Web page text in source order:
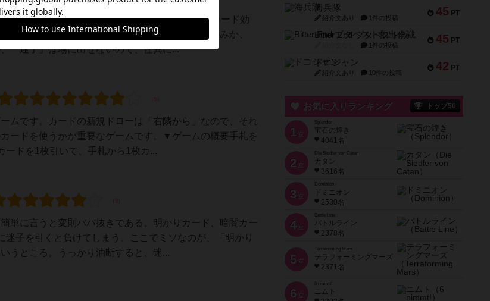
バ抜きなので、とても入りやすいです。最初はカード効
るとテンポよく進行できます。手札が「迷子」のみか、
「迷子」は場に出せないので、怪異に...
ムです。カードの新規ドローは「右隣から」なので、それ
ードを使うかが重要なゲームです。▼ゲームの概要手札を
ードを1枚引いて、手札から1枚カ...
単に言うと変則ババ抜きである。明かりカード、暗闇カー
迷子を引くと負けてしまう。ここでミソなのが、「明かり
うところ。うっかり油断すると、迷...
45 PT
海兵隊
紹介文あり 1件の投稿
45 PT
Bitter End ブタペスト救出作戦
1件の投稿
42 PT
ドコジャン
紹介文あり 10件の投稿
お気に入りランキング トップ50
1 位
宝石の煌き
4041名
2 位
Die Siedler von Catan
カタン
3616名
3 位
ドミニオン
2530名
4位
Battle Line
バトルライン
2378名
5 位
Terraforming Mars
テラフォーミングマーズ
2371名
6 位
ニムト